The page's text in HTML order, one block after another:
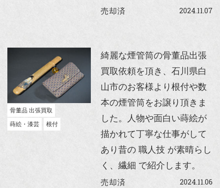
売却済 2024.11.07
骨董品 出張買取
蒔絵・漆芸
根付
綺麗な煙管筒の骨董品出張
買取依頼を頂き、石川県白
山市のお客様より根付や数
本の煙管筒をお譲り頂きま
した。人物や面白い蒔絵が
描かれて丁寧な仕事がして
あり昔の 職人技 が素晴らし
く、繊細 で紹介します。
売却済 2024.11.06